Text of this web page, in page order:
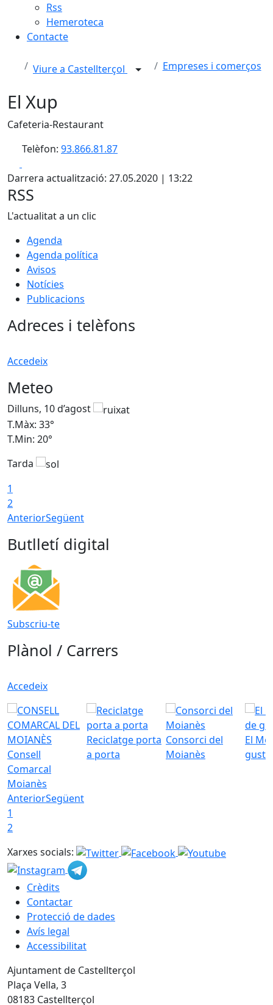
Rss
Hemeroteca
Contacte
Viure a Castellterçol Empreses i comerços
El Xup
Cafeteria-Restaurant
Telèfon: 93.866.81.87
Darrera actualització: 27.05.2020 | 13:22
RSS
L'actualitat a un clic
Agenda
Agenda política
Avisos
Notícies
Publicacions
Adreces i telèfons
Accedeix
Meteo
Dilluns, 10 d’agost
T.Màx: 33°
T.Min: 20°
Tarda
1
2
AnteriorSegüent
Butlletí digital
Subscriu-te
Plànol / Carrers
Accedeix
Consell
Comarcal
Moianès
Reciclatge porta
a porta
Consorci del
Moianès
El
gust
AnteriorSegüent
1
2
Xarxes socials:
Crèdits
Contactar
Protecció de dades
Avís legal
Accessibilitat
Ajuntament de Castellterçol
Plaça Vella, 3
08183 Castellterçol